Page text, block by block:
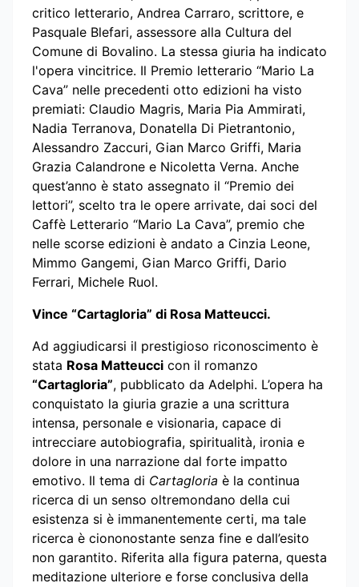
critico letterario, Andrea Carraro, scrittore, e
Pasquale Blefari, assessore alla Cultura del
Comune di Bovalino. La stessa giuria ha indicato
l'opera vincitrice. Il Premio letterario “Mario La
Cava” nelle precedenti otto edizioni ha visto
premiati: Claudio Magris, Maria Pia Ammirati,
Nadia Terranova, Donatella Di Pietrantonio,
Alessandro Zaccuri, Gian Marco Griffi, Maria
Grazia Calandrone e Nicoletta Verna. Anche
quest’anno è stato assegnato il “Premio dei
lettori”, scelto tra le opere arrivate, dai soci del
Caffè Letterario “Mario La Cava”, premio che
nelle scorse edizioni è andato a Cinzia Leone,
Mimmo Gangemi, Gian Marco Griffi, Dario
Ferrari, Michele Ruol.
Vince “Cartagloria” di Rosa Matteucci.
Ad aggiudicarsi il prestigioso riconoscimento è
stata Rosa Matteucci con il romanzo
“Cartagloria”, pubblicato da Adelphi. L’opera ha
conquistato la giuria grazie a una scrittura
intensa, personale e visionaria, capace di
intrecciare autobiografia, spiritualità, ironia e
dolore in una narrazione dal forte impatto
emotivo. Il tema di Cartagloria è la continua
ricerca di un senso oltremondano della cui
esistenza si è immanentemente certi, ma tale
ricerca è ciononostante senza fine e dall’esito
non garantito. Riferita alla figura paterna, questa
meditazione ulteriore e forse conclusiva della